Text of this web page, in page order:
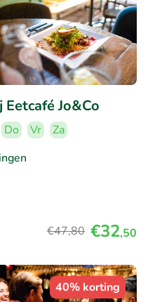
Jo&Co
Do Vr
Za
€47,80 €32,50
40% korting